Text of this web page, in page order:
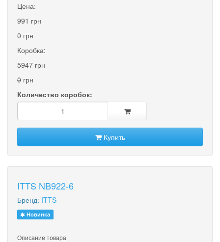
Цена:
991 грн
0 грн
Коробка:
5947 грн
0 грн
Количество коробок:
Купить
ITTS NB922-6
Бренд: ITTS
Новинка
Описание товара